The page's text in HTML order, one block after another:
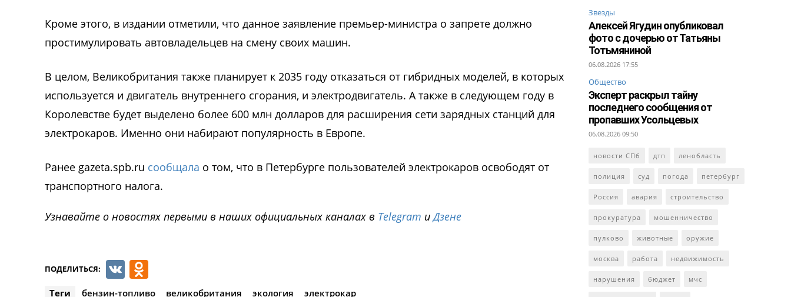
Кроме этого, в издании отметили, что данное заявление премьер-министра о запрете должно
простимулировать автовладельцев на смену своих машин.
В целом, Великобритания также планирует к 2035 году отказаться от гибридных моделей, в которых
используется и двигатель внутреннего сгорания, и электродвигатель. А также в следующем году в
Королевстве будет выделено более 600 млн долларов для расширения сети зарядных станций для
электрокаров. Именно они набирают популярность в Европе.
Ранее gazeta.spb.ru сообщала о том, что в Петербурге пользователей электрокаров освободят от
транспортного налога.
Узнавайте о новостях первыми в наших официальных каналах в Telegram иДзене
ПОДЕЛИТЬСЯ: VK
Теги бензин-топливо великобритания экология электрокар
Звезды
Алексей Ягудин опубликовал
фото с дочерью от Татьяны
Тотьмяниной
06.08.2026 17:55
Общество
Эксперт раскрыл тайну
последнего сообщения от
пропавших Усольцевых
06.08.2026 09:50
новости СПб дтп ленобласть
полиция суд погода петербург
Россия авария строительство
прокуратура мошенничество
пулково животные оружие
москва работа недвижимость
нарушения бюджет мчс